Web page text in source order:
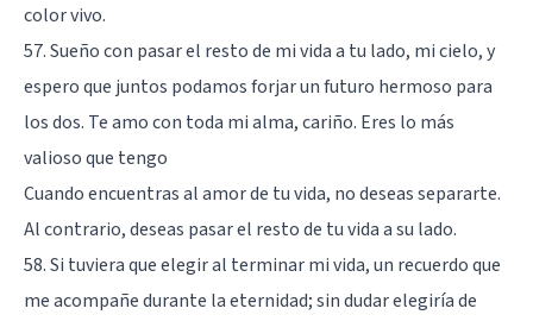
color vivo.
57. Sueño con pasar el resto de mi vida a tu lado, mi cielo, y
espero que juntos podamos forjar un futuro hermoso para
los dos. Te amo con toda mi alma, cariño. Eres lo más
valioso que tengo
Cuando encuentras al amor de tu vida, no deseas separarte.
Al contrario, deseas pasar el resto de tu vida a su lado.
58. Si tuviera que elegir al terminar mi vida, un recuerdo que
me acompañe durante la eternidad; sin dudar elegiría de